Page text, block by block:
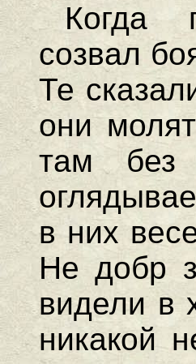
Когда
созвал
Те
они
там без
в них
Не добр
видели в
никакой